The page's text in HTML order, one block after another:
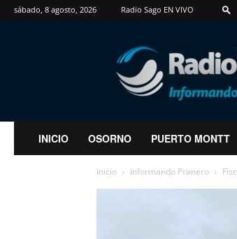
sábado, 8 agosto, 2026 Radio Sago EN VIVO
RadioSago
INICIO OSORNO PUERTO MONTT
Inicio Informando Primero